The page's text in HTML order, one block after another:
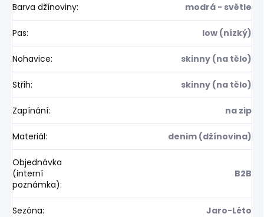
Barva džínoviny: modrá - světle
Pas: low (nízký)
Nohavice: skinny (na tělo)
Střih: skinny (na tělo)
Zapínání: na zip
Materiál: denim (džínovina)
Objednávka
(interní
poznámka):
B2B
Sezóna: Jaro-Léto